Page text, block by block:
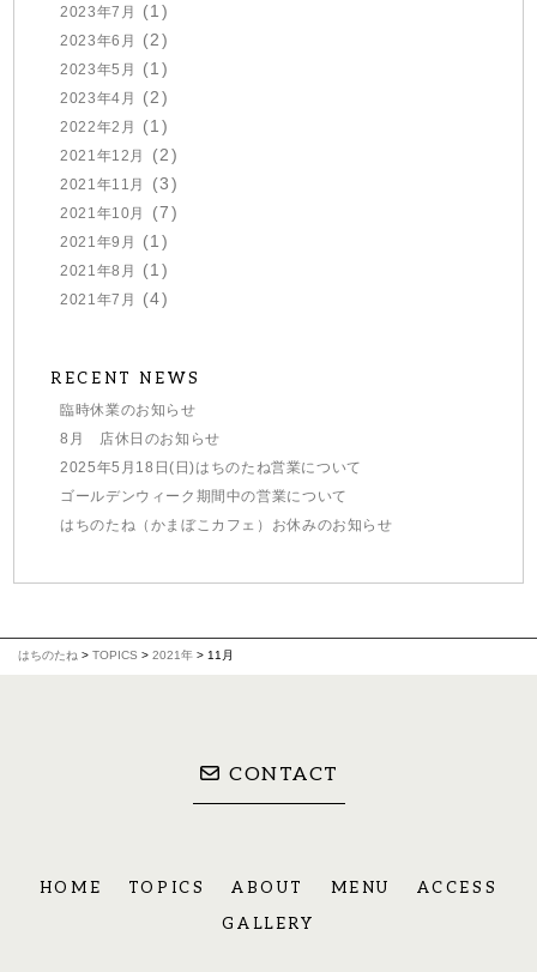
2023年7月 (1)
2023年6月 (2)
2023年5月 (1)
2023年4月 (2)
2022年2月 (1)
2021年12月 (2)
2021年11月 (3)
2021年10月 (7)
2021年9月 (1)
2021年8月 (1)
2021年7月 (4)
RECENT NEWS
臨時休業のお知らせ
8月 店休日のお知らせ
2025年5月18日(日)はちのたね営業について
ゴールデンウィーク期間中の営業について
はちのたね（かまぼこカフェ）お休みのお知らせ
はちのたね > TOPICS > 2021年 > 11月
CONTACT
HOME TOPICS ABOUT MENU
ACCESS
GALLERY